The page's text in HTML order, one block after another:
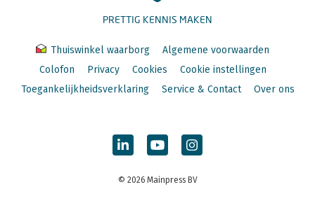
PRETTIG KENNIS MAKEN
Thuiswinkel waarborg
Algemene voorwaarden
Colofon
Privacy Cookies
Cookie instellingen
Toegankelijkheidsverklaring
Service & Contact Over ons
© 2026 Mainpress BV